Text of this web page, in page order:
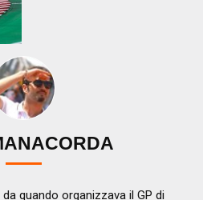
quando organizzava il GP di